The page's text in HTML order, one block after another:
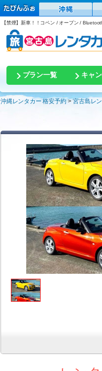
【禁煙】新車！！コペン / オープン /
プラン一覧 キャ
沖縄レンタカー 格安予約 宮古島レ